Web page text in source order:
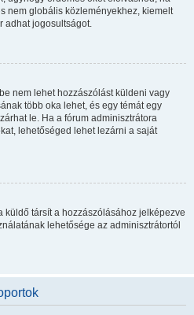
nem globális közleményekhez, kiemelt
adhat jogosultságot.
nem lehet hozzászólást küldeni vagy
több oka lehet, és egy témát egy
le. Ha a fórum adminisztrátora
lehetőséged lehet lezárni a saját
küldő társít a hozzászólásához jelképezve
lehetősége az adminisztrátortól